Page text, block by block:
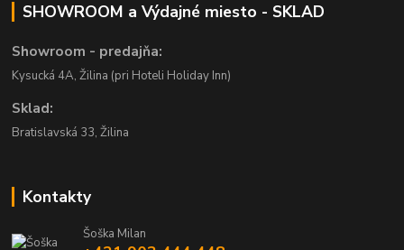
SHOWROOM a Výdajné miesto - SKLAD
Showroom - predajňa:
Kysucká 4A, Žilina (pri Hoteli Holiday Inn)
Sklad:
Bratislavská 33, Žilina
Kontakty
Šoška Milan